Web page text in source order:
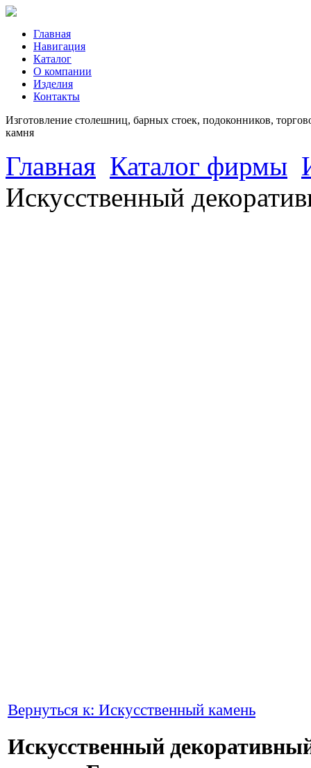
Главная
Навигация
Каталог
О компании
Изделия
Контакты
Изготовление столешниц, барных стоек, подоконников,
камня
Главная Каталог фирмы
Искусственный
Вернуться к: Искусственный камень
Искусственный